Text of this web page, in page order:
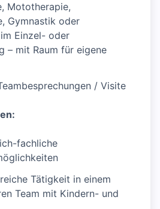
Mototherapie,
Gymnastik oder
Einzel- oder
– mit Raum für eigene
/ Visite
fachliche
Tätigkeit in einem
Team mit Kindern- und